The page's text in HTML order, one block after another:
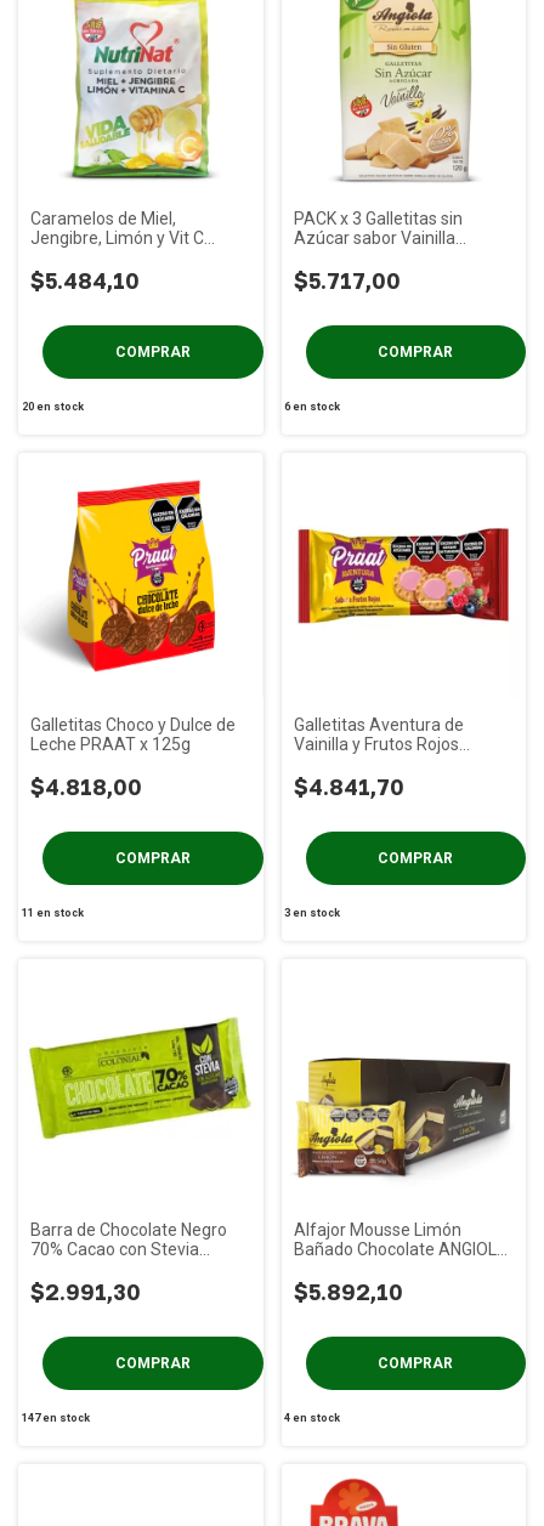
Caramelos de Miel,
Jengibre, Limón y Vit C
$5.484,10
20en stock
PACK x 3 Galletitas sin
Azúcar sabor Vainilla
$5.717,00
6en stock
Galletitas Choco y Dulce de
Leche PRAAT x 125g
$4.818,00
11 en stock
Galletitas Aventura de
Vainilla y Frutos Rojos
$4.841,70
3 en stock
Barra de Chocolate Negro
70% Cacao con Stevia
$2.991,30
147en stock
Alfajor Mousse Limón
Bañado Chocolate ANGIOLA
$5.892,10
4 en stock